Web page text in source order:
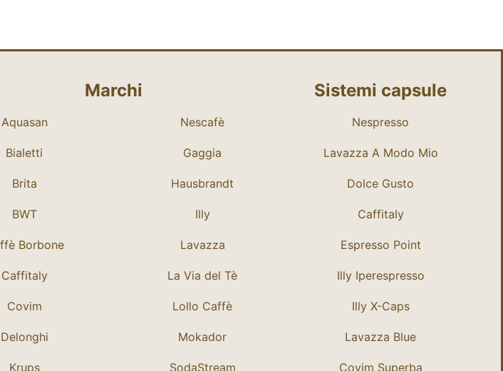
Marchi
Aquasan
Bialetti
Brita
BWT
Borbone
Caffitaly
Covim
Delonghi
Krups
Nescafè
Gaggia
Hausbrandt
Illy
Lavazza
La Via del Tè
Lollo Caffè
Mokador
SodaStream
Sistemi capsule
Nespresso
Lavazza A Modo Mio
Dolce Gusto
Caffitaly
Espresso Point
Illy Iperespresso
Illy X-Caps
Lavazza Blue
Covim Superba